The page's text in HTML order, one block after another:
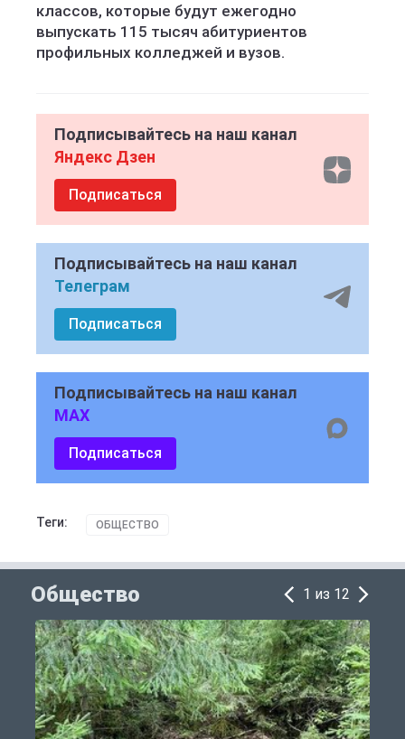
классов, которые будут ежегодно
выпускать 115 тысяч абитуриентов
профильных колледжей и вузов.
Подписывайтесь на наш канал
Яндекс Дзен
Подписаться
Подписывайтесь на наш канал
Телеграм
Подписаться
Подписывайтесь на наш канал
MAX
Подписаться
Теги: ОБЩЕСТВО
Общество 1 из 12